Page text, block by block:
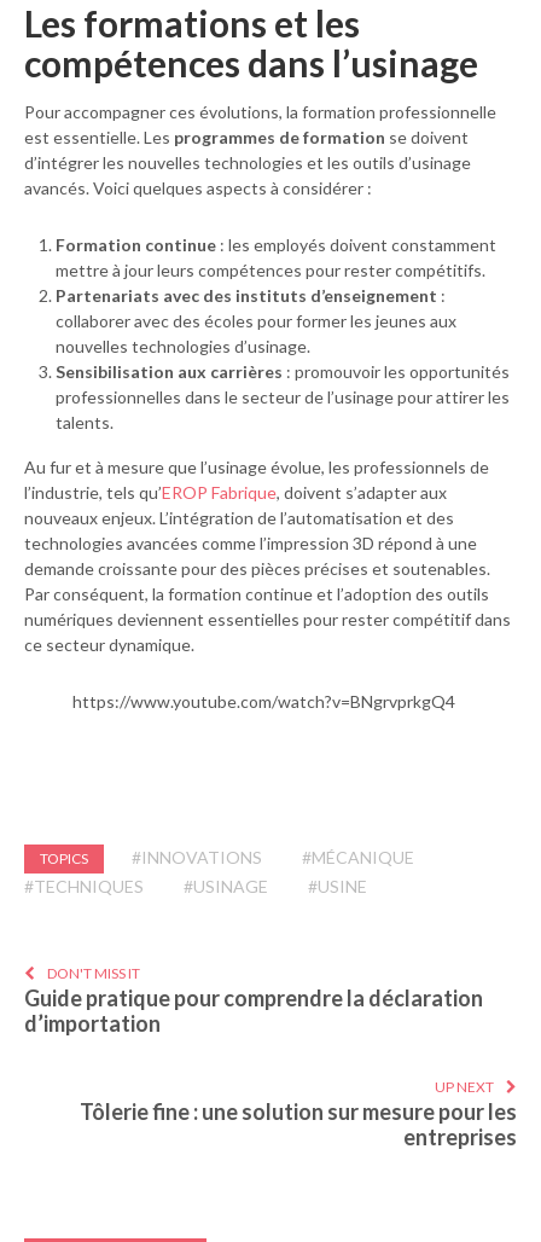
Les formations et les
compétences dans l’usinage
Pour accompagner ces évolutions, la formation professionnelle
est essentielle. Les programmes de formation se doivent
d’intégrer les nouvelles technologies et les outils d’usinage
avancés. Voici quelques aspects à considérer :
Formation continue : les employés doivent constamment
mettre à jour leurs compétences pour rester compétitifs.
Partenariats avec des instituts d’enseignement :
collaborer avec des écoles pour former les jeunes aux
nouvelles technologies d’usinage.
Sensibilisation aux carrières : promouvoir les opportunités
professionnelles dans le secteur de l’usinage pour attirer les
talents.
Au fur et à mesure que l’usinage évolue, les professionnels de
l’industrie, tels qu’EROP Fabrique, doivent s’adapter aux
nouveaux enjeux. L’intégration de l’automatisation et des
technologies avancées comme l’impression 3D répond à une
demande croissante pour des pièces précises et soutenables.
Par conséquent, la formation continue et l’adoption des outils
numériques deviennent essentielles pour rester compétitif dans
ce secteur dynamique.
https://www.youtube.com/watch?v=BNgrvprkgQ4
TOPICS #INNOVATIONS
#MÉCANIQUE
#TECHNIQUES
#USINAGE #USINE
DON'T MISS IT
Guide pratique pour comprendre la déclaration
d’importation
UP NEXT
Tôlerie fine : une solution sur mesure pour les
entreprises